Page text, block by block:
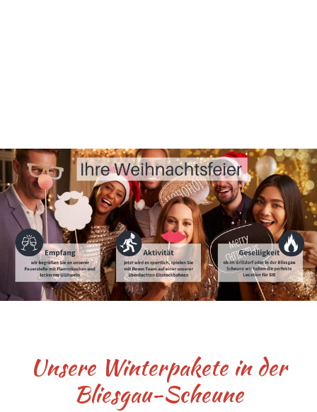
Unsere Winterpakete in der
Bliesgau-Scheune